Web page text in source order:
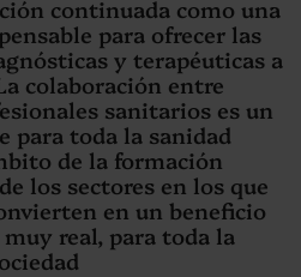
continuada como una
para ofrecer las
y terapéuticas a
colaboración entre
sanitarios es un
para toda la sanidad
de la formación
los sectores en los que
en un beneficio
real, para toda la